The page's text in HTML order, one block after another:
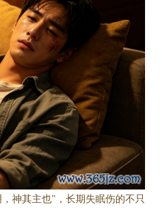
神其主也"，长期失眠伤的不只